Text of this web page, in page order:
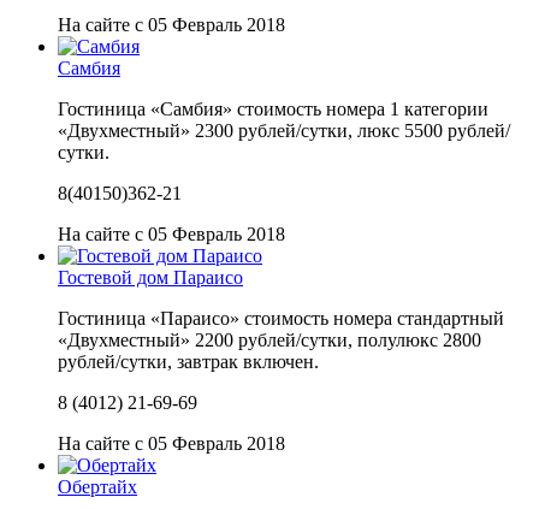
На сайте с 05 Февраль 2018
Самбия
Гостиница «Самбия» стоимость номера 1 категории
«Двухместный» 2300 рублей/сутки, люкс 5500 рублей/
сутки.
8(40150)362-21
На сайте с 05 Февраль 2018
Гостевой дом Параисо
Гостиница «Параисо» стоимость номера стандартный
«Двухместный» 2200 рублей/сутки, полулюкс 2800
рублей/сутки, завтрак включен.
8 (4012) 21-69-69
На сайте с 05 Февраль 2018
Обертайх